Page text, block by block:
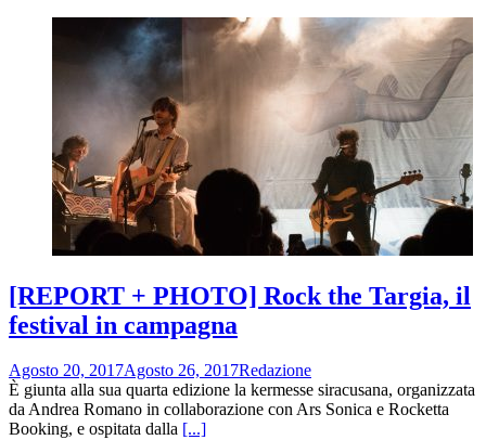
[REPORT + PHOTO] Rock the Targia, il
festival in campagna
Agosto 20, 2017Agosto 26, 2017Redazione
È giunta alla sua quarta edizione la kermesse siracusana, organizzata
da Andrea Romano in collaborazione con Ars Sonica e Rocketta
Booking, e ospitata dalla [...]